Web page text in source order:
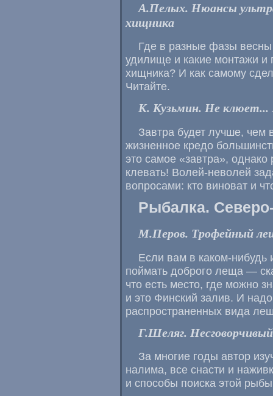
А.Пелых. Нюансы
хищника
Где в разные фазы
удилище и какие монтажи и
хищника? И как самому
Читайте.
К. Кузьмин. Не
Завтра будет лучше,
жизненное кредо
это самое «завтра», однако
клевать! Волей-неволей
вопросами: кто виноват и
Рыбалка.
М.Перов. Трофейный
Если вам в каком-нибудь
поймать доброго леща —
что есть место, где можно
и это Финский залив. И
распространенных вида
Г.Шеляг.
За многие годы автор
налима, все снасти и
и способы поиска этой